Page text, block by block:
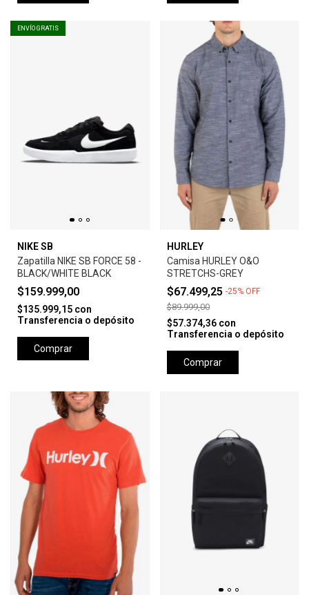
ENVÍO GRATIS
NIKE SB
Zapatilla NIKE SB FORCE 58 -
BLACK/WHITE BLACK
$159.999,00
$135.999,15 con
Transferencia o depósito
Comprar
HURLEY
Camisa HURLEY O&O
STRETCHS-GREY
$67.499,25 -25% OFF
$89.999,00
$57.374,36 con
Transferencia o depósito
Comprar